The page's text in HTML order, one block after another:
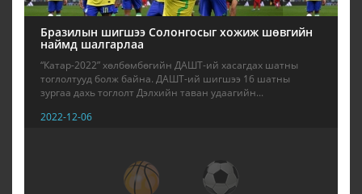
Бразилын шигшээ Солонгосыг хожиж шөвгийн
наймд шалгарлаа
“Катар-2022” хөлбөмбөгийн ДАШТ-ий хасагдах шатны
тоглолтууд болж байна. ДАШТ-ий шигшээ 16 шатны
зургаа дахь тоглолт Дэлхийн таван удаагийн...
2022-12-06